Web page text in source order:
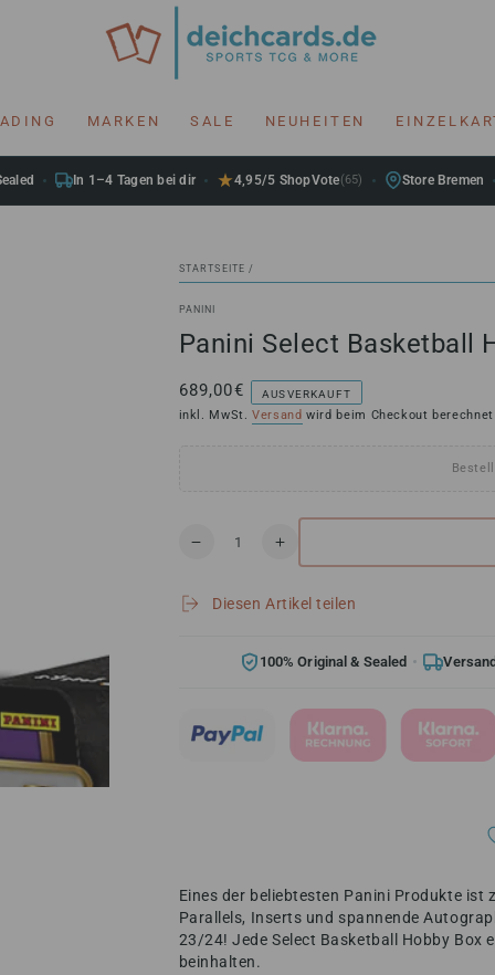
MARKEN SALE NEUHEITEN
In 1–4 Tagen bei dir 4,95/5 ShopVote(65) Store Bremen
STARTSEITE /
PANINI
Panini Select Basketball
Regulärer
Preis
689,00€ AUSVERKAUFT
inkl. MwSt.Versand wird beim Checkout berechnet
Anzahl
Verringere
Menge
für
Select
Basketball
2023/24
Erhöhe
die
Menge
für
Select
Basketball
Box
2023/24
Diesen Artikel teilen
100% Original & Sealed
Eines der beliebtesten Panini Produkte ist
Parallels, Inserts und spannende
23/24! Jede Select Basketball Hobby Box
beinhalten.